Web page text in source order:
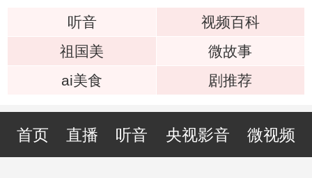
听音
视频百科
祖国美
微故事
ai美食
剧推荐
首页 直播 听音 央视影音 微视频